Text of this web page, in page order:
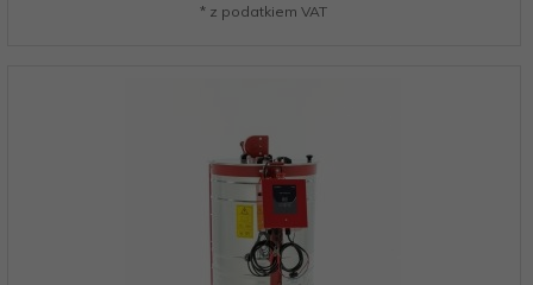
* z podatkiem VAT